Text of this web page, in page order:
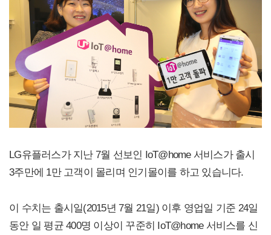
LG유플러스가 지난 7월 선보인 IoT@home 서비스가 출시
3주만에 1만 고객이 몰리며 인기몰이를 하고 있습니다.
이 수치는 출시일(2015년 7월 21일) 이후 영업일 기준 24일
동안 일 평균 400명 이상이 꾸준히 IoT@home 서비스를 신